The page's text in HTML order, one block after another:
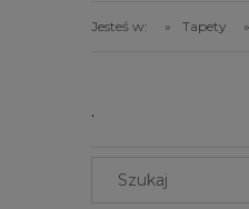
BLOG
Jesteś w: » Tapety »
.